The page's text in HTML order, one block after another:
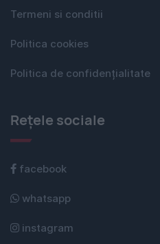
Termeni si conditii
Politica cookies
Politica de confidențialitate
Rețele sociale
facebook
whatsapp
instagram